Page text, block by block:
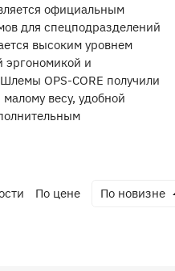
официальным
для спецподразделений
высоким уровнем
эргономикой и
OPS-CORE получили
весу, удобной
По цене По новизне